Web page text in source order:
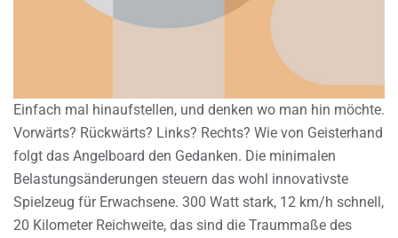
Einfach mal hinaufstellen, und denken wo man hin möchte.
Vorwärts? Rückwärts? Links? Rechts? Wie von Geisterhand
folgt das Angelboard den Gedanken. Die minimalen
Belastungsänderungen steuern das wohl innovativste
Spielzeug für Erwachsene. 300 Watt stark, 12 km/h schnell,
20 Kilometer Reichweite, das sind die Traummaße des